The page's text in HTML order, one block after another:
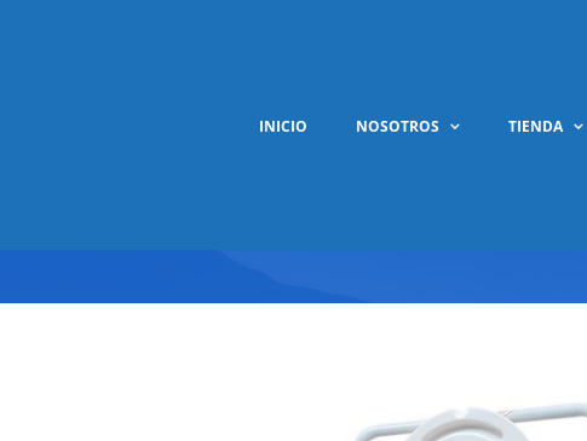
INICIO NOSOTROS TIENDA